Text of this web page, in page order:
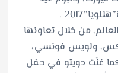
.
من خلال تعاونها
ولويس فونسي،
غنّت دويتو في حفل